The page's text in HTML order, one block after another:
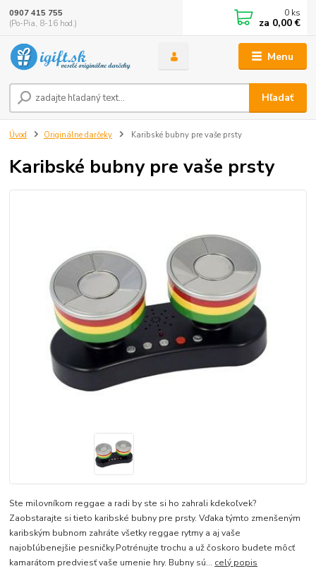
Menu
Hľadať
0907 415 755
(Po-Pia, 8-16 hod.)
0 ks
za 0,00 €
Úvod Originálne darčeky Karibské bubny pre vaše prsty
Karibské bubny pre vaše prsty
Ste milovníkom reggae a radi by ste si ho zahrali kdekoľvek?
Zaobstarajte si tieto karibské bubny pre prsty. Vďaka týmto zmenšeným
karibským bubnom zahráte všetky reggae rytmy a aj vaše
najobľúbenejšie pesničky.Potrénujte trochu a už čoskoro budete môcť
kamarátom predviesť vaše umenie hry. Bubny sú... celý popis